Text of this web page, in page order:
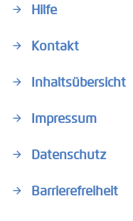
Hilfe
Kontakt
Inhaltsübersicht
Impressum
Datenschutz
Barrierefreiheit